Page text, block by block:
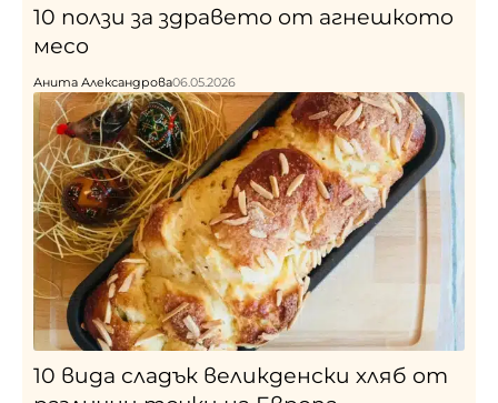
10 ползи за здравето от агнешкото
месо
Анита Александрова06.05.2026
10 вида сладък великденски хляб от